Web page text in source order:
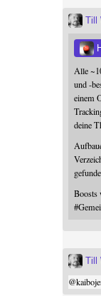
Till
Alle
und -
einem
deine
#
Till
@